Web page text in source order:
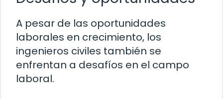
A pesar de las oportunidades
laborales en crecimiento, los
ingenieros civiles también se
enfrentan a desafíos en el campo
laboral.